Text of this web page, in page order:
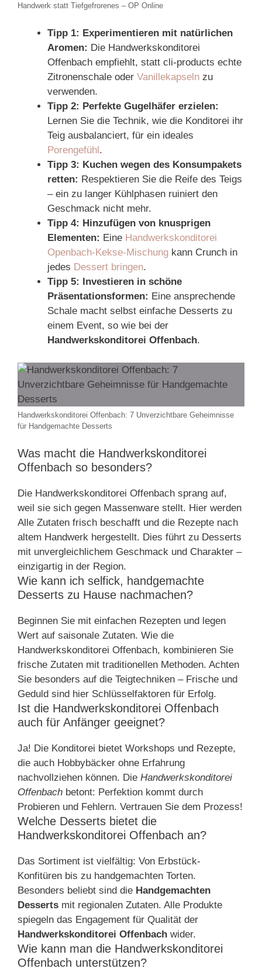
Handwerk statt Tiefgefrorenes – OP Online
Tipp 1: Experimentieren mit natürlichen
Aromen: Die Handwerkskonditorei
Offenbach empfiehlt, statt cli-products echte
Zitronenschale oder Vanillekapseln zu
verwenden.
Tipp 2: Perfekte Gugelhäfer erzielen:
Lernen Sie die Technik, wie die Konditorei ihr
Teig ausbalanciert, für ein ideales
Porengefühl.
Tipp 3: Kuchen wegen des Konsumpakets
retten: Respektieren Sie die Reife des Teigs
– ein zu langer Kühlphasen ruiniert den
Geschmack nicht mehr.
Tipp 4: Hinzufügen von knusprigen
Elementen: Eine Handwerkskonditorei
Openbach-Kekse-Mischung kann Crunch in
jedes Dessert bringen.
Tipp 5: Investieren in schöne
Präsentationsformen: Eine ansprechende
Schale macht selbst einfache Desserts zu
einem Event, so wie bei der
Handwerkskonditorei Offenbach.
Handwerkskonditorei Offenbach: 7 Unverzichtbare Geheimnisse
für Handgemachte Desserts
Was macht die Handwerkskonditorei
Offenbach so besonders?
Die Handwerkskonditorei Offenbach sprang auf,
weil sie sich gegen Massenware stellt. Hier werden
Alle Zutaten frisch beschafft und die Rezepte nach
altem Handwerk hergestellt. Dies führt zu Desserts
mit unvergleichlichem Geschmack und Charakter –
einzigartig in der Region.
Wie kann ich selfick, handgemachte
Desserts zu Hause nachmachen?
Beginnen Sie mit einfachen Rezepten und legen
Wert auf saisonale Zutaten. Wie die
Handwerkskonditorei Offenbach, kombinieren Sie
frische Zutaten mit traditionellen Methoden. Achten
Sie besonders auf die Teigtechniken – Frische und
Geduld sind hier Schlüsselfaktoren für Erfolg.
Ist die Handwerkskonditorei Offenbach
auch für Anfänger geeignet?
Ja! Die Konditorei bietet Workshops und Rezepte,
die auch Hobbybäcker ohne Erfahrung
nachvollziehen können. Die Handwerkskonditorei
Offenbach betont: Perfektion kommt durch
Probieren und Fehlern. Vertrauen Sie dem Prozess!
Welche Desserts bietet die
Handwerkskonditorei Offenbach an?
Das Sortiment ist vielfältig: Von Erbstück-
Konfitüren bis zu handgemachten Torten.
Besonders beliebt sind die Handgemachten
Desserts mit regionalen Zutaten. Alle Produkte
spiegeln das Engagement für Qualität der
Handwerkskonditorei Offenbach wider.
Wie kann man die Handwerkskonditorei
Offenbach unterstützen?